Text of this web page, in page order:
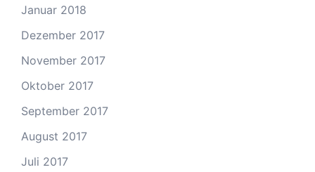
Januar 2018
Dezember 2017
November 2017
Oktober 2017
September 2017
August 2017
Juli 2017